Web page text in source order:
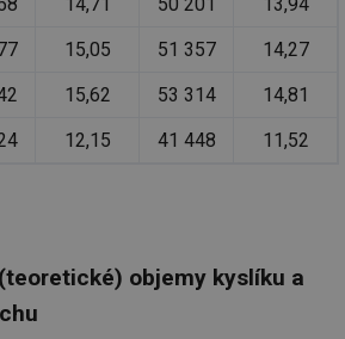
14,71 50 201
13,94
15,05 51 357
14,27
15,62 53 314
14,81
12,15 41 448 11,52
objemy kyslíku a